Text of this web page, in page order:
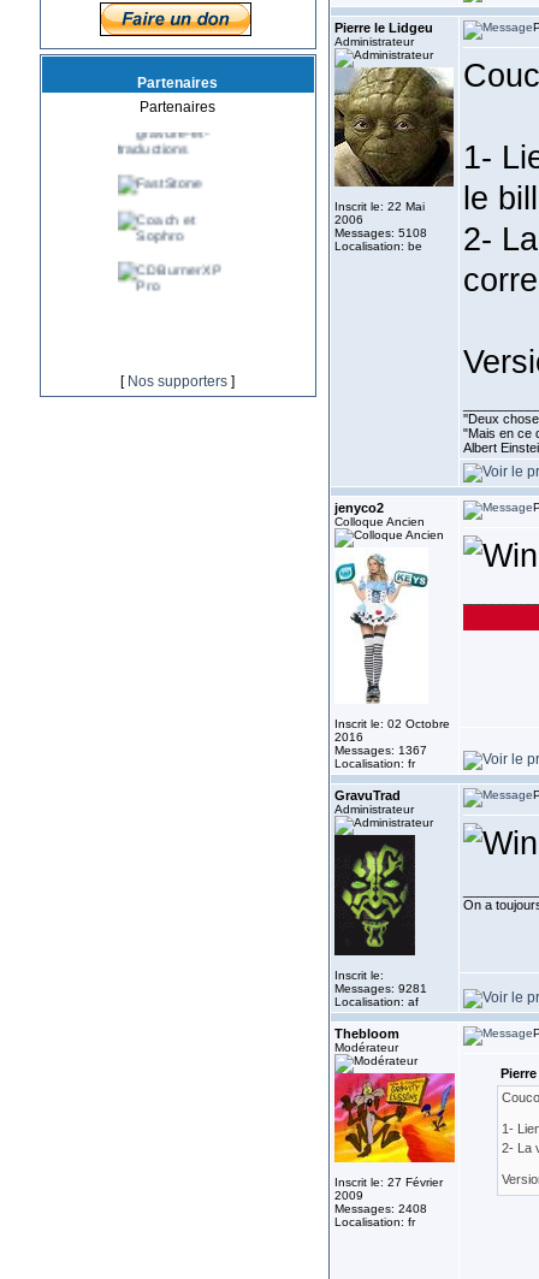
Partenaires
Partenaires
[ Nos supporters ]
Pierre le Lidgeu
Administrateur
Inscrit le: 22 Mai
2006
Messages: 5108
Localisation: be
1-
le
2-
''Deux
"Mais en ce
Albert
jenyco2
Colloque Ancien
Inscrit le: 02 Octobre
2016
Messages: 1367
Localisation: fr
GravuTrad
Administrateur
Inscrit le:
Messages: 9281
Localisation: af
On a
Thebloom
Modérateur
Inscrit le: 27 Février
2009
Messages: 2408
Localisation: fr
1-
2- La